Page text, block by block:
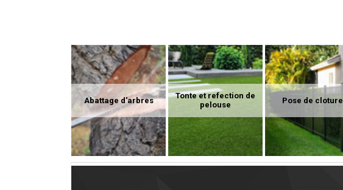
Abattage d'arbres
Tonte et refection de
pelouse
Pose de cloture